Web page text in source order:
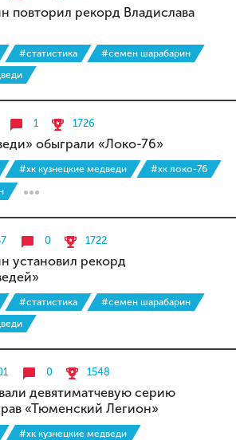
повторил рекорд Владислава
#статистика
#семен шарабарин
1 1726
обыграли «Локо-76»
#хк кузнецкие медведи
#хк локо-76
0 1722
установил рекорд
#статистика
#семен шарабарин
0 1548
девятиматчевую серию
«Тюменский Легион»
#хк кузнецкие медведи